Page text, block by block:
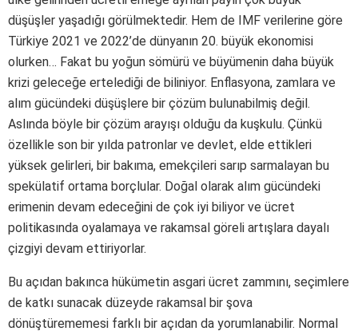
düşüşler yaşadığı görülmektedir. Hem de IMF verilerine göre
Türkiye 2021 ve 2022’de dünyanın 20. büyük ekonomisi
olurken… Fakat bu yoğun sömürü ve büyümenin daha büyük
krizi geleceğe ertelediği de biliniyor. Enflasyona, zamlara ve
alım gücündeki düşüşlere bir çözüm bulunabilmiş değil.
Aslında böyle bir çözüm arayışı olduğu da kuşkulu. Çünkü
özellikle son bir yılda patronlar ve devlet, elde ettikleri
yüksek gelirleri, bir bakıma, emekçileri sarıp sarmalayan bu
spekülatif ortama borçlular. Doğal olarak alım gücündeki
erimenin devam edeceğini de çok iyi biliyor ve ücret
politikasında oyalamaya ve rakamsal göreli artışlara dayalı
çizgiyi devam ettiriyorlar.
Bu açıdan bakınca hükümetin asgari ücret zammını, seçimlere
de katkı sunacak düzeyde rakamsal bir şova
dönüştürememesi farklı bir açıdan da yorumlanabilir. Normal